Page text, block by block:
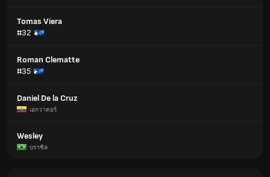
Tomas Viera
#32
Roman Clematte
#35
Daniel De la Cruz
เอกวาดอร์
Wesley
บราซิล